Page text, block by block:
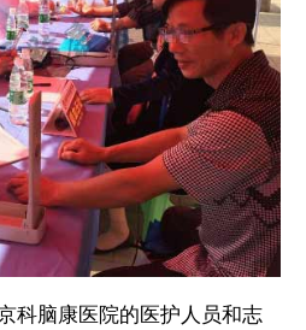
科脑康医院的医护人员和志